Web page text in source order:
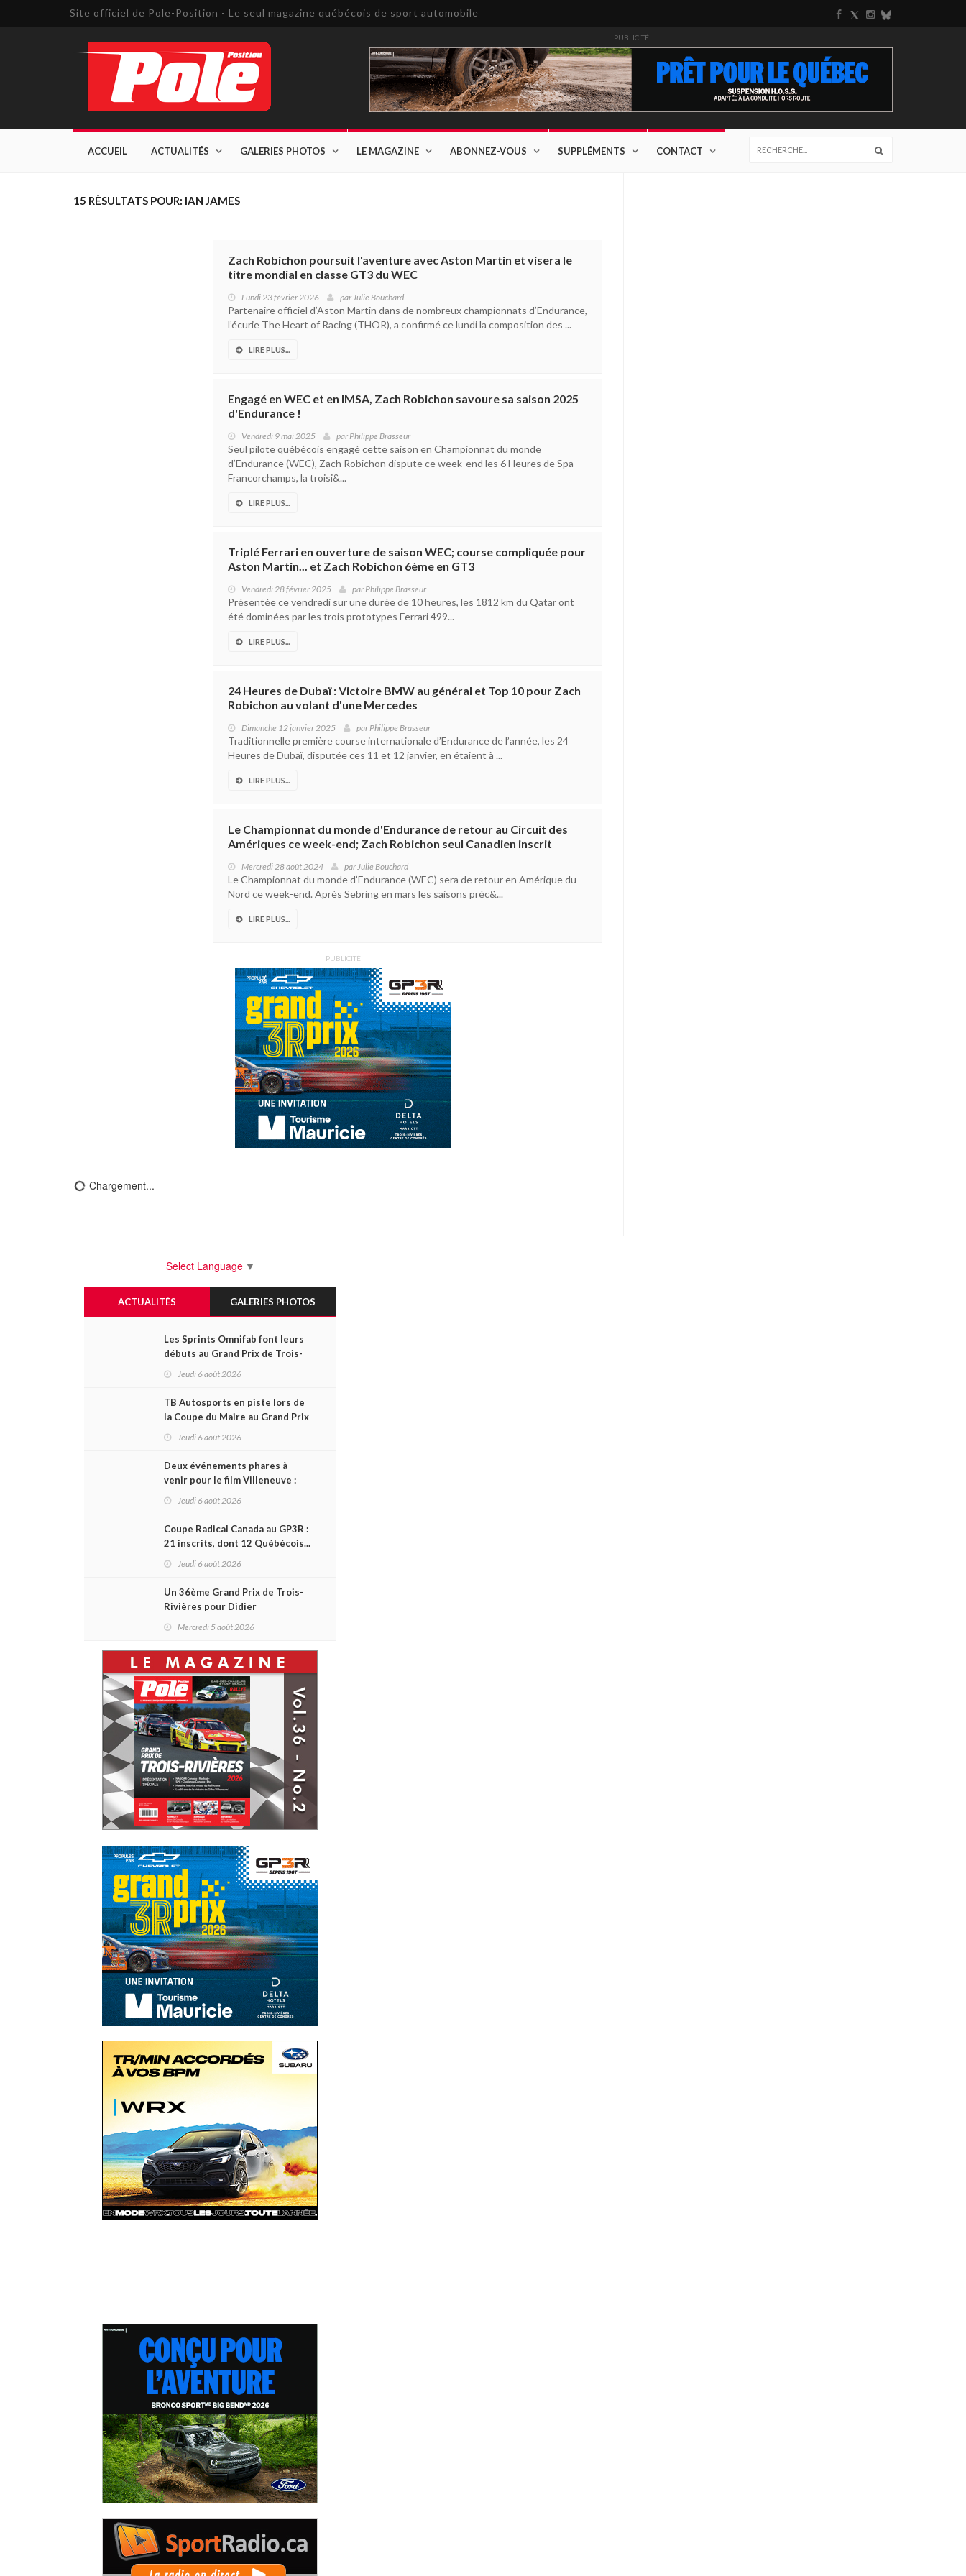
Site officiel de Pole-Position - Le seul magazine québécois de sport automobile
PUBLICITÉ
ACCUEIL ACTUALITÉS GALERIES PHOTOS LE MAGAZINE ABONNEZ-VOUS SUPPLÉMENTS CONTACT
15 RÉSULTATS POUR: IAN JAMES
Zach Robichon poursuit l'aventure avec Aston Martin et visera le
titre mondial en classe GT3 du WEC
Lundi 23 février 2026 parJulie Bouchard
Partenaire officiel d’Aston Martin dans de nombreux championnats d’Endurance,
l’écurie The Heart of Racing (THOR), a confirmé ce lundi la composition des ...
LIRE PLUS...
Engagé en WEC et en IMSA, Zach Robichon savoure sa saison 2025
d'Endurance !
Vendredi 9 mai 2025 parPhilippe Brasseur
Seul pilote québécois engagé cette saison en Championnat du monde
d’Endurance (WEC), Zach Robichon dispute ce week-end les 6 Heures de Spa-
Francorchamps, la troisi&...
LIRE PLUS...
Triplé Ferrari en ouverture de saison WEC; course compliquée pour
Aston Martin... et Zach Robichon 6ème en GT3
Vendredi 28 février 2025 parPhilippe Brasseur
Présentée ce vendredi sur une durée de 10 heures, les 1812 km du Qatar ont
été dominées par les trois prototypes Ferrari 499...
LIRE PLUS...
24 Heures de Dubaï : Victoire BMW au général et Top 10 pour Zach
Robichon au volant d'une Mercedes
Dimanche 12 janvier 2025 parPhilippe Brasseur
Traditionnelle première course internationale d’Endurance de l’année, les 24
Heures de Dubaï, disputée ces 11 et 12 janvier, en étaient à ...
LIRE PLUS...
Le Championnat du monde d'Endurance de retour au Circuit des
Amériques ce week-end; Zach Robichon seul Canadien inscrit
Mercredi 28 août 2024 parJulie Bouchard
Le Championnat du monde d’Endurance (WEC) sera de retour en Amérique du
Nord ce week-end. Après Sebring en mars les saisons préc&...
LIRE PLUS...
PUBLICITÉ
Chargement...
Select Language ▼
ACTUALITÉS GALERIES PHOTOS
Les Sprints Omnifab font leurs
débuts au Grand Prix de Trois-
Rivières avec un format inspiré
Jeudi 6 août 2026
TB Autosports en piste lors de
la Coupe du Maire au Grand Prix
de Trois-Rivières
Jeudi 6 août 2026
Deux événements phares à
venir pour le film Villeneuve :
L'ascension d'une légende (+
Jeudi 6 août 2026
Coupe Radical Canada au GP3R :
21 inscrits, dont 12 Québécois...
et un premier gain d'Antoine
Jeudi 6 août 2026
Un 36ème Grand Prix de Trois-
Rivières pour Didier
Schraenen... et une première en
Mercredi 5 août 2026